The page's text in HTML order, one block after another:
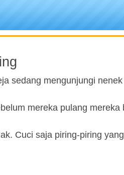
sedang mengunjungi
mereka pulang
Cuci saja piring-piring